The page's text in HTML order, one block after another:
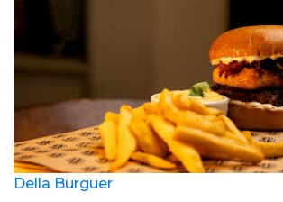
Della Burguer